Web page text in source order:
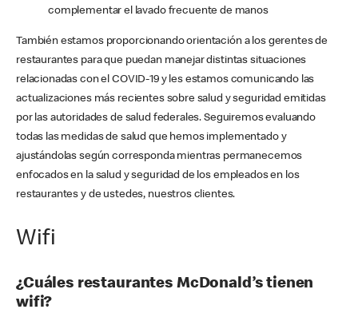
complementar el lavado frecuente de manos
También estamos proporcionando orientación a los gerentes de
restaurantes para que puedan manejar distintas situaciones
relacionadas con el COVID-19 y les estamos comunicando las
actualizaciones más recientes sobre salud y seguridad emitidas
por las autoridades de salud federales. Seguiremos evaluando
todas las medidas de salud que hemos implementado y
ajustándolas según corresponda mientras permanecemos
enfocados en la salud y seguridad de los empleados en los
restaurantes y de ustedes, nuestros clientes.
Wifi
¿Cuáles restaurantes McDonald’s tienen
wifi?